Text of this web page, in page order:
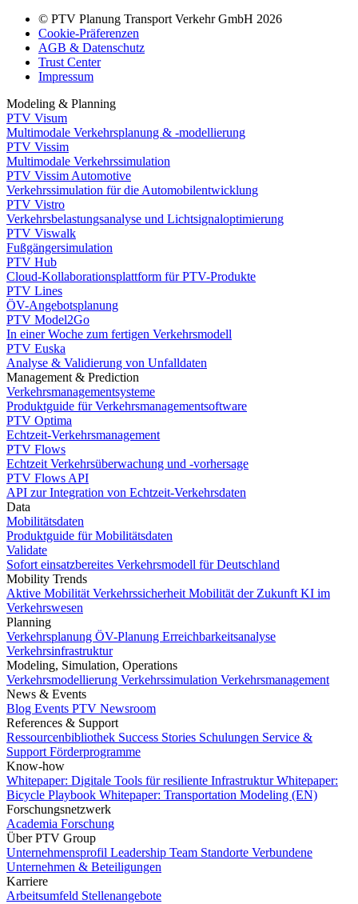
© PTV Planung Transport Verkehr GmbH 2026
Cookie-Präferenzen
AGB & Datenschutz
Trust Center
Impressum
Modeling & Planning
PTV Visum
Multimodale Verkehrsplanung & -modellierung
PTV Vissim
Multimodale Verkehrssimulation
PTV Vissim Automotive
Verkehrssimulation für die Automobilentwicklung
PTV Vistro
Verkehrsbelastungsanalyse und Lichtsignaloptimierung
PTV Viswalk
Fußgängersimulation
PTV Hub
Cloud-Kollaborationsplattform für PTV-Produkte
PTV Lines
ÖV-Angebotsplanung
PTV Model2Go
In einer Woche zum fertigen Verkehrsmodell
PTV Euska
Analyse & Validierung von Unfalldaten
Management & Prediction
Verkehrsmanagementsysteme
Produktguide für Verkehrsmanagementsoftware
PTV Optima
Echtzeit-Verkehrsmanagement
PTV Flows
Echtzeit Verkehrsüberwachung und -vorhersage
PTV Flows API
API zur Integration von Echtzeit-Verkehrsdaten
Data
Mobilitätsdaten
Produktguide für Mobilitätsdaten
Validate
Sofort einsatzbereites Verkehrsmodell für Deutschland
Mobility Trends
Aktive Mobilität Verkehrssicherheit Mobilität der Zukunft KI im
Verkehrswesen
Planning
Verkehrsplanung ÖV-Planung Erreichbarkeitsanalyse
Verkehrsinfrastruktur
Modeling, Simulation, Operations
Verkehrsmodellierung Verkehrssimulation Verkehrsmanagement
News & Events
Blog Events PTV Newsroom
References & Support
Ressourcenbibliothek Success Stories Schulungen Service &
Support Förderprogramme
Know-how
Whitepaper: Digitale Tools für resiliente InfrastrukturWhitepaper:
Bicycle Playbook Whitepaper: Transportation Modeling (EN)
Forschungsnetzwerk
Academia Forschung
Über PTV Group
Unternehmensprofil Leadership Team Standorte Verbundene
Unternehmen & Beteiligungen
Karriere
Arbeitsumfeld Stellenangebote